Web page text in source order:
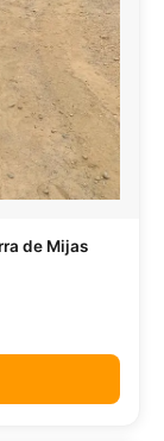
de Mijas